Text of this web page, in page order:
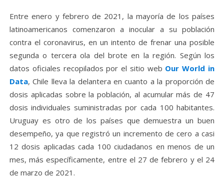
Entre enero y febrero de 2021, la mayoría de los países
latinoamericanos comenzaron a inocular a su población
contra el coronavirus, en un intento de frenar una posible
segunda o tercera ola del brote en la región. Según los
datos oficiales recopilados por el sitio web Our World in
Data, Chile lleva la delantera en cuanto a la proporción de
dosis aplicadas sobre la población, al acumular más de 47
dosis individuales suministradas por cada 100 habitantes.
Uruguay es otro de los países que demuestra un buen
desempeño, ya que registró un incremento de cero a casi
12 dosis aplicadas cada 100 ciudadanos en menos de un
mes, más específicamente, entre el 27 de febrero y el 24
de marzo de 2021.